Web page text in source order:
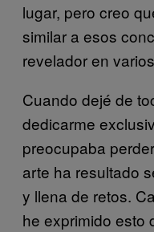
lugar, pero creo
similar a esos
revelador en
Cuando dejé de
dedicarme
preocupaba
arte ha resultado
y llena de retos.
he exprimido esto